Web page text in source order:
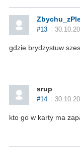
#13
gdzie brydzystuw
srup
#14
kto go w karty ma